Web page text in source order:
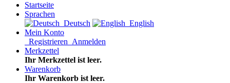
Startseite
Sprachen
Deutsch
English
Mein Konto
Registrieren Anmelden
Merkzettel
Ihr Merkzettel ist leer.
Warenkorb
Ihr Warenkorb ist leer.